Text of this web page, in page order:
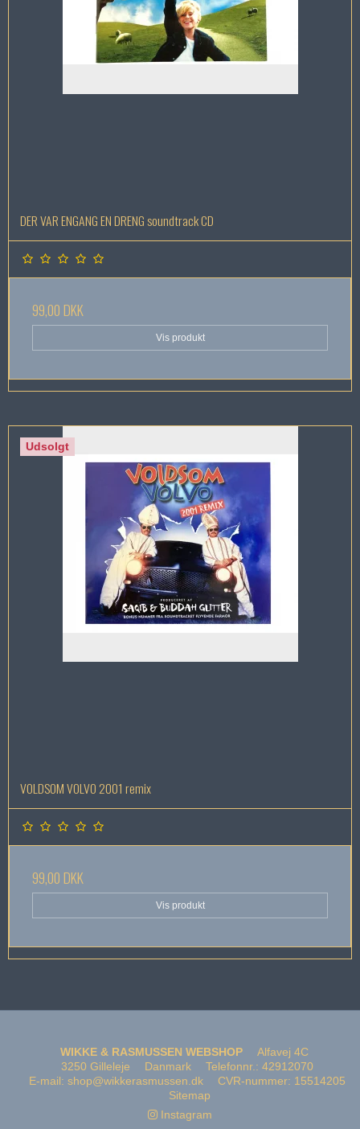
DER VAR ENGANG EN DRENG soundtrack CD
99,00 DKK
Vis produkt
Udsolgt
VOLDSOM VOLVO 2001 remix
99,00 DKK
Vis produkt
WIKKE & RASMUSSEN WEBSHOP
Alfavej 4C
3250 Gilleleje
Danmark Telefonnr. : 42912070
E-mail: shop@wikkerasmussen.dk CVR-nummer: 15514205
Sitemap
Instagram